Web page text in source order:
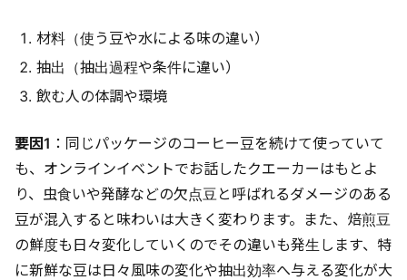
材料（使う豆や水による味の違い）
抽出（抽出過程や条件に違い）
飲む人の体調や環境
要因1 ：同じパッケージのコーヒー豆を続けて使っていて
も、オンラインイベントでお話したクエーカーはもとよ
り、虫食いや発酵などの欠点豆と呼ばれるダメージのある
豆が混入すると味わいは大きく変わります。また、焙煎豆
の鮮度も日々変化していくのでその違いも発生します、特
に新鮮な豆は日々風味の変化や抽出効率へ与える変化が大